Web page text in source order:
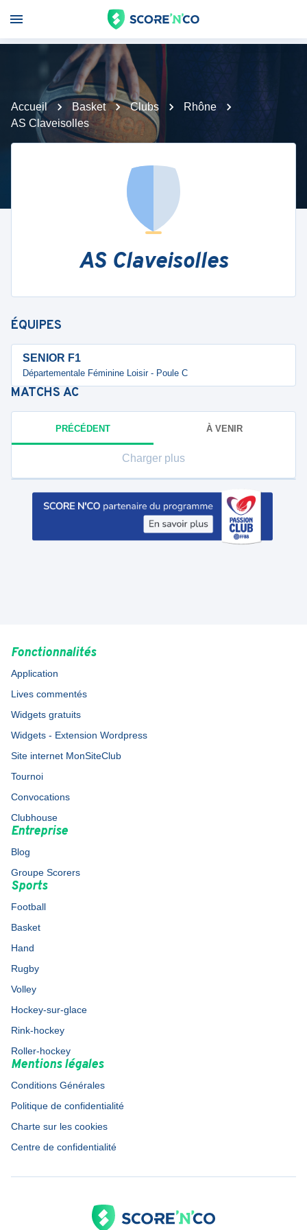
Accueil Basket Clubs
Rhône
AS Claveisolles
AS Claveisolles
ÉQUIPES
SENIOR F1
Départementale Féminine Loisir - Poule C
MATCHS AC
PRÉCÉDENT À VENIR
Charger plus
Fonctionnalités
Application
Lives commentés
Widgets gratuits
Widgets - Extension Wordpress
Site internet MonSiteClub
Tournoi
Convocations
Clubhouse
Entreprise
Blog
Groupe Scorers
Sports
Football
Basket
Hand
Rugby
Volley
Hockey-sur-glace
Rink-hockey
Roller-hockey
Mentions légales
Conditions Générales
Politique de confidentialité
Charte sur les cookies
Centre de confidentialité